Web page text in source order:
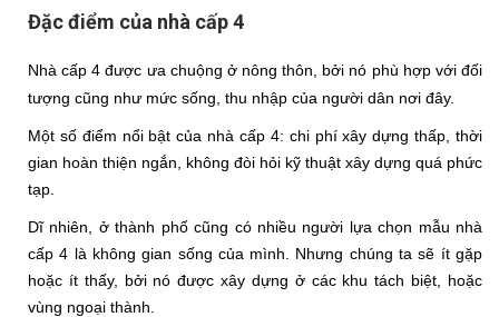
Đặc điểm của nhà cấp 4
Nhà cấp 4 được ưa chuộng ở nông thôn, bởi nó phù hợp với đối
tượng cũng như mức sống, thu nhập của người dân nơi đây.
Một số điểm nổi bật của nhà cấp 4: chi phí xây dựng thấp, thời
gian hoàn thiện ngắn, không đòi hỏi kỹ thuật xây dựng quá phức
tạp.
Dĩ nhiên, ở thành phố cũng có nhiều người lựa chọn mẫu nhà
cấp 4 là không gian sống của mình. Nhưng chúng ta sẽ ít gặp
hoặc ít thấy, bởi nó được xây dựng ở các khu tách biệt, hoặc
vùng ngoại thành.